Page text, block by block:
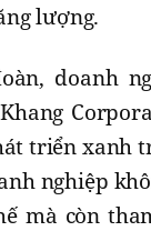
lượng.
doanh
triển xanh
nghiệp
mà còn